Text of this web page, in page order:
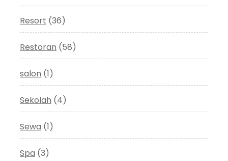
Resort (36)
Restoran (58)
salon (1)
Sekolah (4)
Sewa (1)
Spa (3)